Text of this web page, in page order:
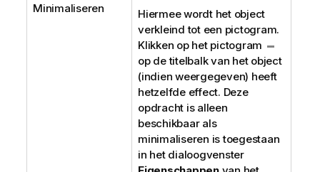
Minimaliseren
Hiermee wordt het object
verkleind tot een pictogram.
Klikken op het pictogram
op de titelbalk van het object
(indien weergegeven) heeft
hetzelfde effect. Deze
opdracht is alleen
beschikbaar als
minimaliseren is toegestaan
in het dialoogvenster